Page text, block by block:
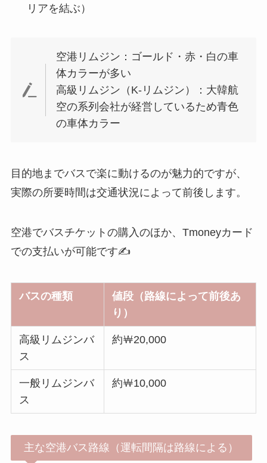
リアを結ぶ）
空港リムジン：ゴールド・赤・白の車
体カラーが多い
高級リムジン（K-リムジン）：大韓航
空の系列会社が経営しているため青色
の車体カラー
目的地までバスで楽に動けるのが魅力的ですが、
実際の所要時間は交通状況によって前後します。
空港でバスチケットの購入のほか、Tmoneyカード
での支払いが可能です✍️
バスの種類
値段（路線によって前後あ
り）
高級リムジンバ
ス
約￦20,000
一般リムジンバ
ス
約￦10,000
主な空港バス路線（運転間隔は路線による）